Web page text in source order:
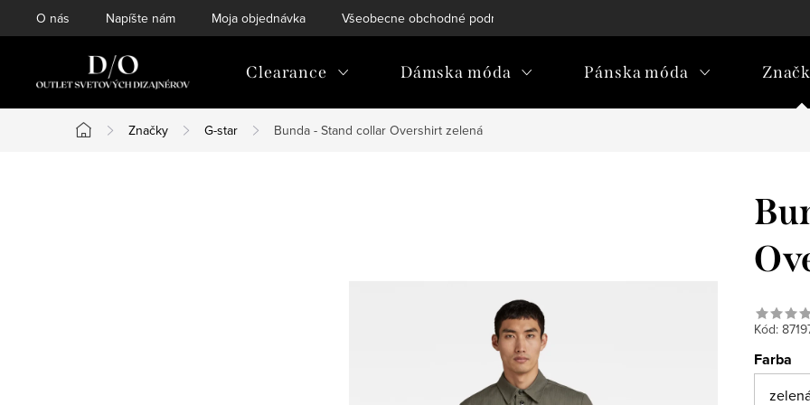
na
O nás Napíšte nám Moja objednávka Všeobecne obchodné podmienky
Clearance Dámska móda Pánska móda
Domov
Značky G-star Bunda - Stand collar Overshirt zelená
Kód:
Farba